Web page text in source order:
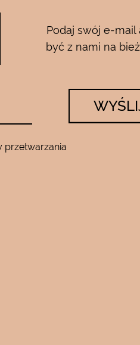
Podaj swój e-mail
być z nami na
przetwarzania
05.04.2017
….maski , serum i kremu
na żaden inny krem…..dla
….Super na